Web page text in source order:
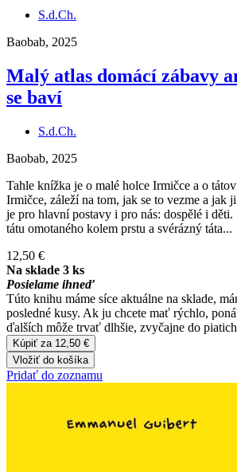
S.d.Ch.
Baobab, 2025
Malý atlas domácí zábavy
se baví
S.d.Ch.
Baobab, 2025
Tahle knížka je o malé holce Irmičce a o
Irmičce, záleží na tom, jak se to vezme a jak
je pro hlavní postavy i pro nás: dospělé i děti.
tátu omotaného kolem prstu a svérázný táta...
12,50 €
Na sklade 3 ks
Posielame ihneď
Túto knihu máme síce aktuálne na sklade,
posledné kusy. Ak ju chcete mať rýchlo,
ďalších môže trvať dlhšie, zvyčajne do
Kúpiť za 12,50 €
Vložiť do košíka
Pridať do zoznamu